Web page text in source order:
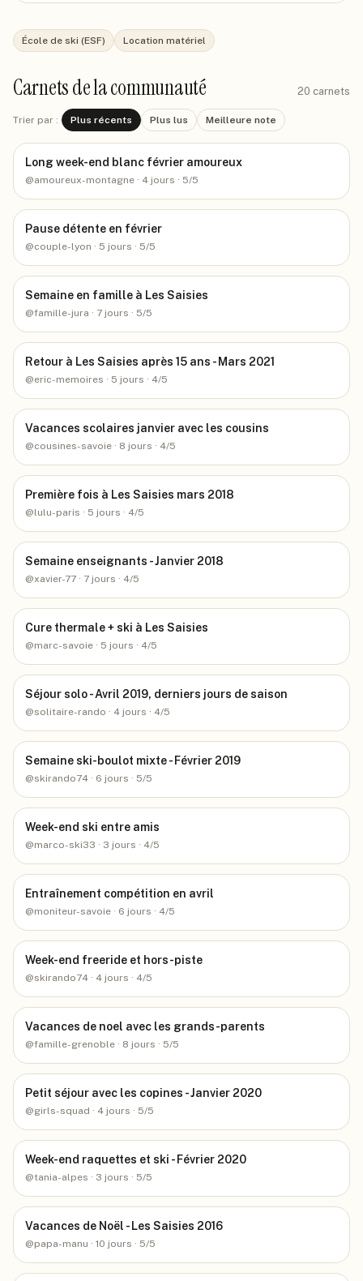
École de ski (ESF) Location matériel
Carnets de la communauté 20 carnets
Trier par : Plus récents Plus lus Meilleure note
Long week-end blanc février amoureux
@amoureux-montagne · 4 jours · 5/5
Pause détente en février
@couple-lyon · 5 jours · 5/5
Semaine en famille à Les Saisies
@famille-jura · 7 jours · 5/5
Retour à Les Saisies après 15 ans - Mars 2021
@eric-memoires · 5 jours · 4/5
Vacances scolaires janvier avec les cousins
@cousines-savoie · 8 jours · 4/5
Première fois à Les Saisies mars 2018
@lulu-paris · 5 jours · 4/5
Semaine enseignants - Janvier 2018
@xavier-77 · 7 jours · 4/5
Cure thermale + ski à Les Saisies
@marc-savoie · 5 jours · 4/5
Séjour solo - Avril 2019, derniers jours de saison
@solitaire-rando · 4 jours · 4/5
Semaine ski-boulot mixte - Février 2019
@skirando74 · 6 jours · 5/5
Week-end ski entre amis
@marco-ski33 · 3 jours · 4/5
Entraînement compétition en avril
@moniteur-savoie · 6 jours · 4/5
Week-end freeride et hors-piste
@skirando74 · 4 jours · 4/5
Vacances de noel avec les grands-parents
@famille-grenoble · 8 jours · 5/5
Petit séjour avec les copines - Janvier 2020
@girls-squad · 4 jours · 5/5
Week-end raquettes et ski - Février 2020
@tania-alpes · 3 jours · 5/5
Vacances de Noël - Les Saisies 2016
@papa-manu · 10 jours · 5/5